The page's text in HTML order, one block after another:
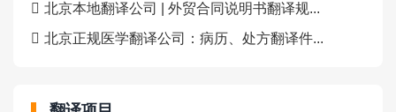
北京本地翻译公司 | 外贸合同说明书翻译规...
北京正规医学翻译公司：病历、处方翻译件...